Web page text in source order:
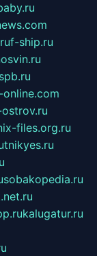
f-ship.ru
files.org.ru
sobakopedia.ru
kalugatur.ru